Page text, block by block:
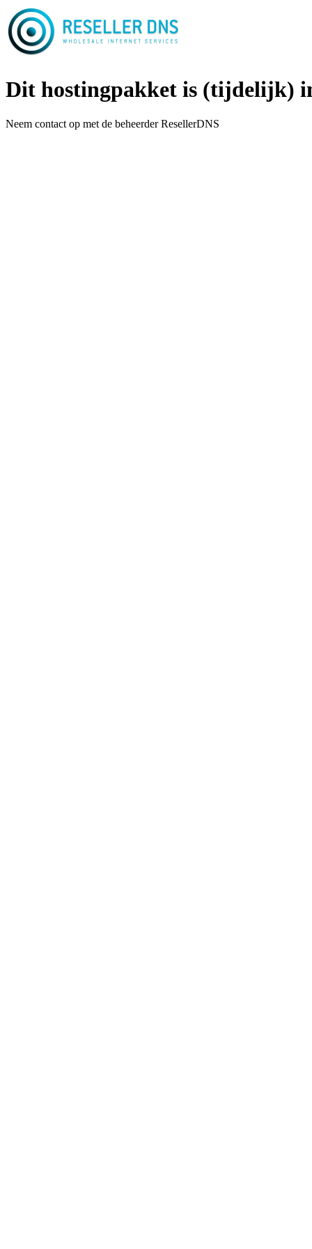
Dit hostingpakket is (tijdelijk)
Neem contact op met de beheerder ResellerDNS